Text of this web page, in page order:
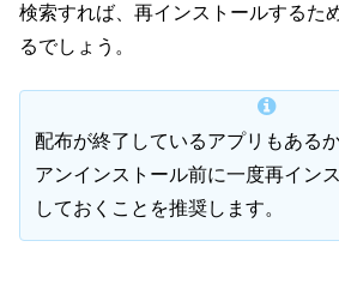
検索すれば、再インストールするた
るでしょう。
配布が終了しているアプリもある
アンインストール前に一度再イン
しておくことを推奨します。